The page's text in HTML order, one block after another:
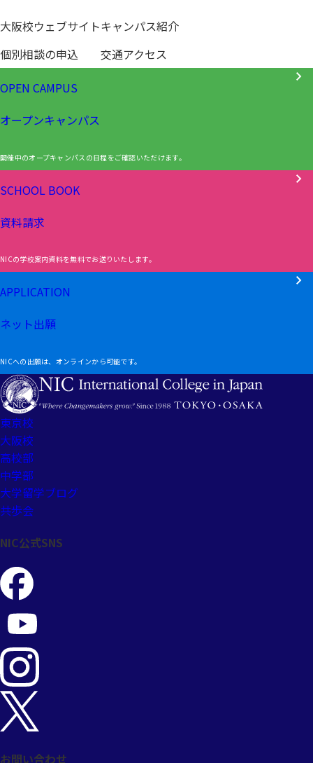
大阪校ウェブサイトキャンパス紹介
個別相談の申込
交通アクセス
OPEN CAMPUS
オープンキャンパス
開催中のオープキャンパスの日程をご確認いただけます。
SCHOOL BOOK
資料請求
NICの学校案内資料を無料でお送りいたします。
APPLICATION
ネット出願
NICへの出願は、オンラインから可能です。
東京校
大阪校
高校部
中学部
大学留学ブログ
共歩会
NIC公式SNS
お問い合わせ